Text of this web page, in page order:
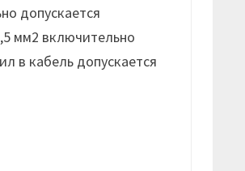
допускается
мм2 включительно
в кабель допускается